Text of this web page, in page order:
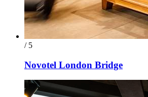
/ 5
Novotel London Bridge